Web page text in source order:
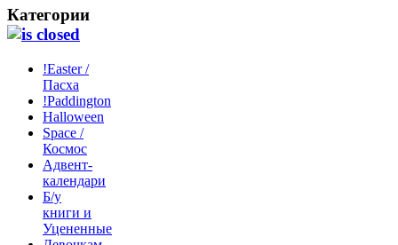
Категории
!Easter /
Пасха
!Paddington
Halloween
Space /
Космос
Адвент-
календари
Б/у
книги и
Уцененные